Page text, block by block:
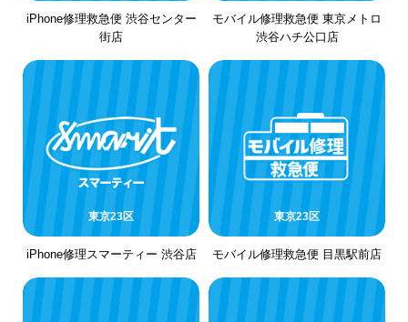
iPhone修理救急便 渋谷センター
街店
モバイル修理救急便 東京メトロ
渋谷ハチ公口店
東京23区
iPhone修理スマーティー 渋谷店
東京23区
モバイル修理救急便 目黒駅前店